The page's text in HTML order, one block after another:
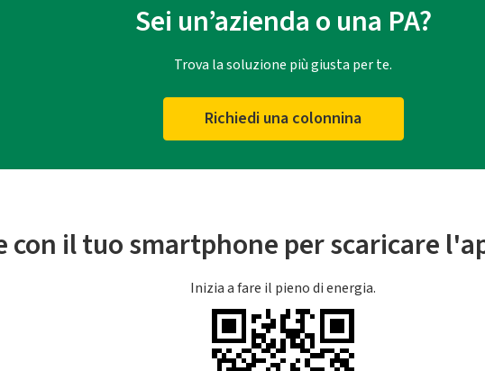
Sei un’azienda o una PA?
Trova la soluzione più giusta per te.
Richiedi una colonnina
con il tuo smartphone per scaricare
Inizia a fare il pieno di energia.